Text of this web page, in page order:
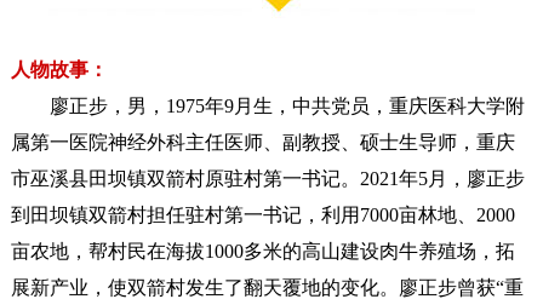
人物故事：
廖正步，男，1975年9月生，中共党员，重庆医科大学附
属第一医院神经外科主任医师、副教授、硕士生导师，重庆
市巫溪县田坝镇双箭村原驻村第一书记。2021年5月，廖正步
到田坝镇双箭村担任驻村第一书记，利用7000亩林地、2000
亩农地，帮村民在海拔1000多米的高山建设肉牛养殖场，拓
展新产业，使双箭村发生了翻天覆地的变化。廖正步曾获“重